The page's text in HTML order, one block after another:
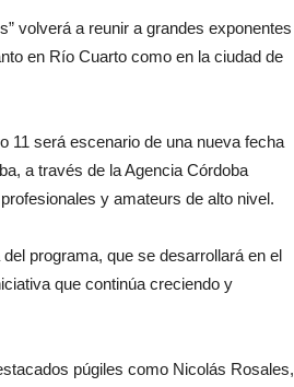
volverá a reunir a grandes exponentes
en Río Cuarto como en la ciudad de
11 será escenario de una nueva fecha
a través de la Agencia Córdoba
y amateurs de alto nivel.
programa, que se desarrollará en el
que continúa creciendo y
púgiles como Nicolás Rosales,